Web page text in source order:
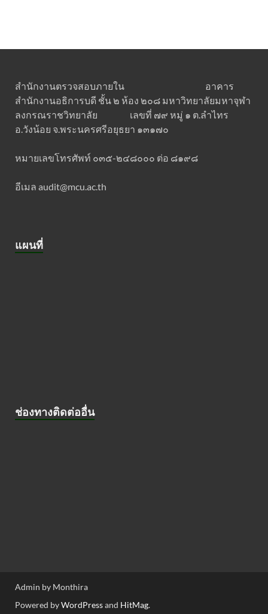
สำนักงานตรวจสอบภายใน อาคาร
สำนักงานอธิการบดี ชั้น ๒ ห้อง ๒๐๘ มหาวิทยาลัยมหาจุฬา
ลงกรณราชวิทยาลัย เลขที่ ๗๙ หมู่ ๑ ต.ลำไทร
อ.วังน้อย จ.พระนครศรีอยุธยา ๑๓๑๗๐
หมายเลขโทรศัพท์ ๐๓๕-๒๔๘๐๐๐ ต่อ ๘๑๙๘
อีเมล audit@mcu.ac.th
แผนที่
ช่องทางติดต่ออื่น
Admin by Monthira
Powered byWordPressand HitMag.